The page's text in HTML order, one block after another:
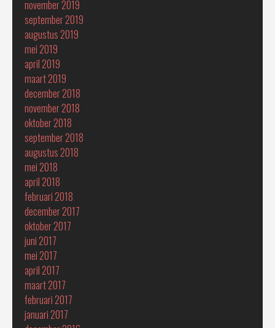
november 2019
september 2019
augustus 2019
mei 2019
april 2019
maart 2019
december 2018
november 2018
oktober 2018
september 2018
augustus 2018
mei 2018
april 2018
februari 2018
december 2017
oktober 2017
juni 2017
mei 2017
april 2017
maart 2017
februari 2017
januari 2017